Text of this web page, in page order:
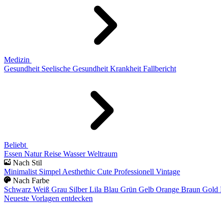
Medizin
Gesundheit Seelische Gesundheit Krankheit Fallbericht
Beliebt
Essen Natur Reise Wasser Weltraum
Nach Stil
Minimalist Simpel Aesthethic Cute Professionell Vintage
Nach Farbe
Schwarz Weiß Grau Silber Lila Blau Grün Gelb Orange Braun Gold
Neueste Vorlagen entdecken